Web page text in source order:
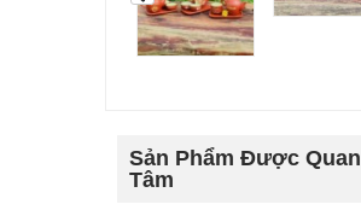
Sản Phẩm Được Quan
Tâm